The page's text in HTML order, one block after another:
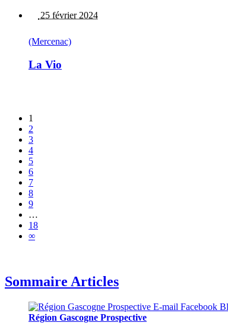
25 février 2024
(Mercenac)
La Vio
1
2
3
4
5
6
7
8
9
…
18
∞
Sommaire Articles
Région Gascogne Prospective